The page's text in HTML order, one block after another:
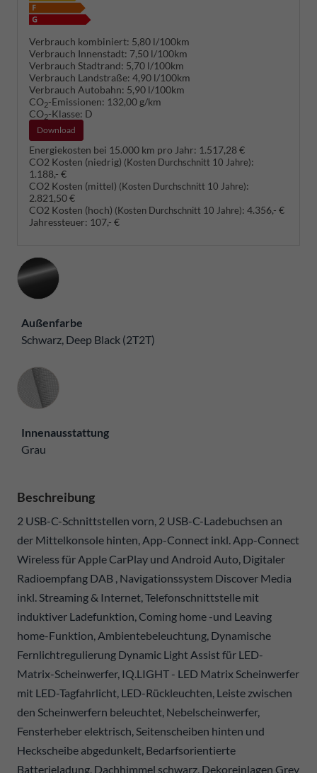
Verbrauch kombiniert: 5,80 l/100km
Verbrauch Innenstadt: 7,50 l/100km
Verbrauch Stadtrand: 5,70 l/100km
Verbrauch Landstraße: 4,90 l/100km
Verbrauch Autobahn: 5,90 l/100km
CO2-Emissionen: 132,00 g/km
CO2-Klasse: D
Download
Energiekosten bei 15.000 km pro Jahr: 1.517,28 €
CO2 Kosten (niedrig) (Kosten Durchschnitt 10 Jahre):
1.188,- €
CO2 Kosten (mittel) (Kosten Durchschnitt 10 Jahre):
2.821,50 €
CO2 Kosten (hoch) (Kosten Durchschnitt 10 Jahre): 4.356,- €
Jahressteuer: 107,- €
Außenfarbe
Schwarz, Deep Black (2T2T)
Innenausstattung
Innenausstattung
Grau
Beschreibung
2 USB-C-Schnittstellen vorn, 2 USB-C-Ladebuchsen an
der Mittelkonsole hinten, App-Connect inkl. App-Connect
Wireless für Apple CarPlay und Android Auto, Digitaler
Radioempfang DAB , Navigationssystem Discover Media
inkl. Streaming & Internet, Telefonschnittstelle mit
induktiver Ladefunktion, Coming home -und Leaving
home-Funktion, Ambientebeleuchtung, Dynamische
Fernlichtregulierung Dynamic Light Assist für LED-
Matrix-Scheinwerfer, IQ.LIGHT - LED Matrix Scheinwerfer
mit LED-Tagfahrlicht, LED-Rückleuchten, Leiste zwischen
den Scheinwerfern beleuchtet, Nebelscheinwerfer,
Fensterheber elektrisch, Seitenscheiben hinten und
Heckscheibe abgedunkelt, Bedarfsorientierte
Batterieladung, Dachhimmel schwarz, Dekoreinlagen Grey